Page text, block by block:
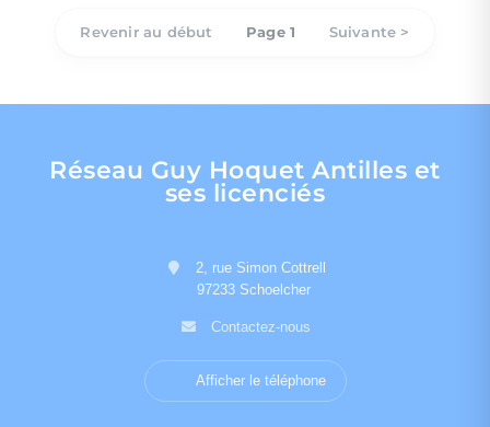
Revenir au début Page 1 Suivante >
Réseau Guy Hoquet Antilles et
ses licenciés
2, rue Simon Cottrell
97233 Schoelcher
Contactez-nous
Afficher le téléphone